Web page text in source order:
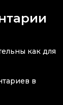
как для
в